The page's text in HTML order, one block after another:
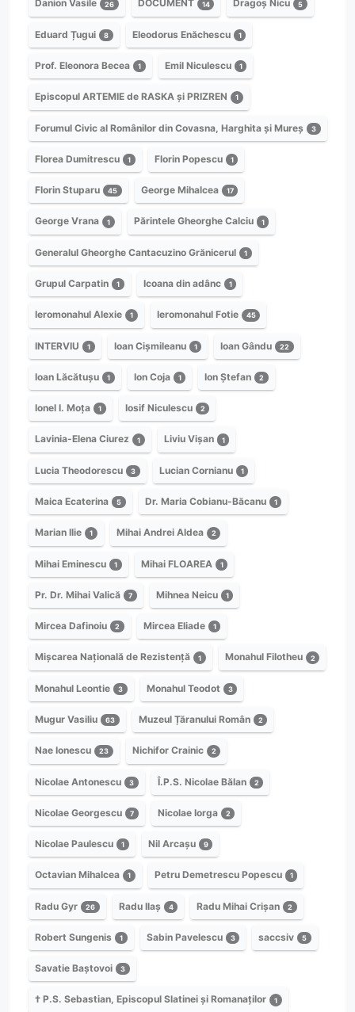
Danion Vasile 26 DOCUMENT 14 Dragoș Nicu 5
Eduard Țugui 8 Eleodorus Enăchescu 1
Prof. Eleonora Becea 1 Emil Niculescu 1
Episcopul ARTEMIE de RASKA și PRIZREN 1
Forumul Civic al Românilor din Covasna, Harghita și Mureș 3
Florea Dumitrescu 1 Florin Popescu 1
Florin Stuparu 45 George Mihalcea 17
George Vrana 1 Părintele Gheorghe Calciu 1
Generalul Gheorghe Cantacuzino Grănicerul 1
Grupul Carpatin 1 Icoana din adânc 1
Ieromonahul Alexie 1 Ieromonahul Fotie 45
INTERVIU 1 Ioan Cișmileanu 1 Ioan Gându 22
Ioan Lăcătușu 1 Ion Coja 1 Ion Ștefan 2
Ionel I. Moța 1 Iosif Niculescu 2
Lavinia-Elena Ciurez 1 Liviu Vișan 1
Lucia Theodorescu 3 Lucian Cornianu 1
Maica Ecaterina 5 Dr. Maria Cobianu-Băcanu 1
Marian Ilie 1 Mihai Andrei Aldea 2
Mihai Eminescu 1 Mihai FLOAREA 1
Pr. Dr. Mihai Valică 7 Mihnea Neicu 1
Mircea Dafinoiu 2 Mircea Eliade 1
Mișcarea Națională de Rezistență 1 Monahul Filotheu 2
Monahul Leontie 3 Monahul Teodot 3
Mugur Vasiliu 63 Muzeul Țăranului Român 2
Nae Ionescu 23 Nichifor Crainic 2
Nicolae Antonescu 3 Î.P.S. Nicolae Bălan 2
Nicolae Georgescu 7 Nicolae Iorga 2
Nicolae Paulescu 1 Nil Arcașu 9
Octavian Mihalcea 1 Petru Demetrescu Popescu 1
Radu Gyr 26 Radu Ilaș 4 Radu Mihai Crișan 2
Robert Sungenis 1 Sabin Pavelescu 3 saccsiv 5
Savatie Baștovoi 3
† P.S. Sebastian, Episcopul Slatinei și Romanaților 1